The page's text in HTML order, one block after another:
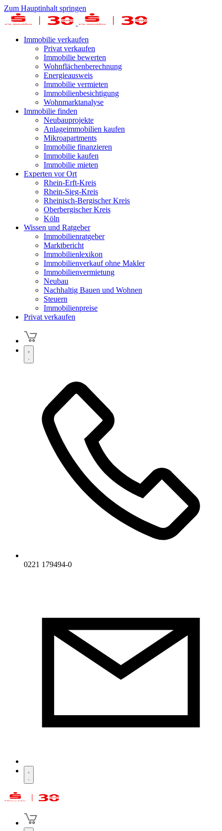
Zum Hauptinhalt springen
Immobilie verkaufen
Privat verkaufen
Immobilie bewerten
Wohnflächenberechnung
Energieausweis
Immobilie vermieten
Immobilienbesichtigung
Wohnmarktanalyse
Immobilie finden
Neubauprojekte
Anlageimmobilien kaufen
Mikroapartments
Immobilie finanzieren
Immobilie kaufen
Immobilie mieten
Experten vor Ort
Rhein-Erft-Kreis
Rhein-Sieg-Kreis
Rheinisch-Bergischer Kreis
Oberbergischer Kreis
Köln
Wissen und Ratgeber
Immobilienratgeber
Marktbericht
Immobilienlexikon
Immobilienverkauf ohne Makler
Immobilienvermietung
Neubau
Nachhaltig Bauen und Wohnen
Steuern
Immobilienpreise
Privat verkaufen
0221 179494-0